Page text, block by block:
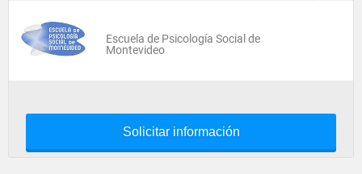
Escuela de Psicología Social de
Montevideo
Solicitar información